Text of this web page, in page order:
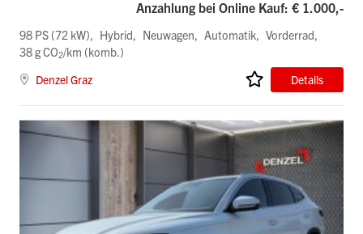
Anzahlung bei Online Kauf: € 1.000,-
98 PS (72 kW) Hybrid Neuwagen Automatik
Vorderrad
38 g CO2/km (komb.)
Denzel Graz
Details